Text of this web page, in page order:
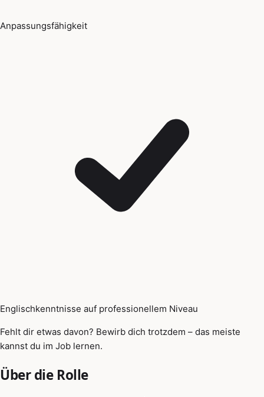
Anpassungsfähigkeit
Englischkenntnisse auf professionellem Niveau
Fehlt dir etwas davon? Bewirb dich trotzdem – das meiste
kannst du im Job lernen.
Über die Rolle